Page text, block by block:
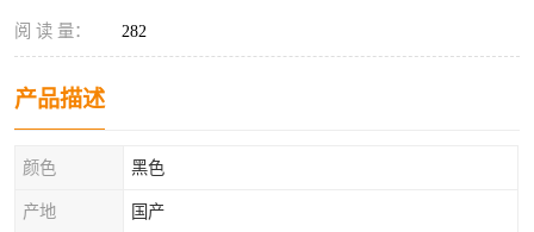
阅 读 量： 282
产品描述
颜色 黑色
产地 国产